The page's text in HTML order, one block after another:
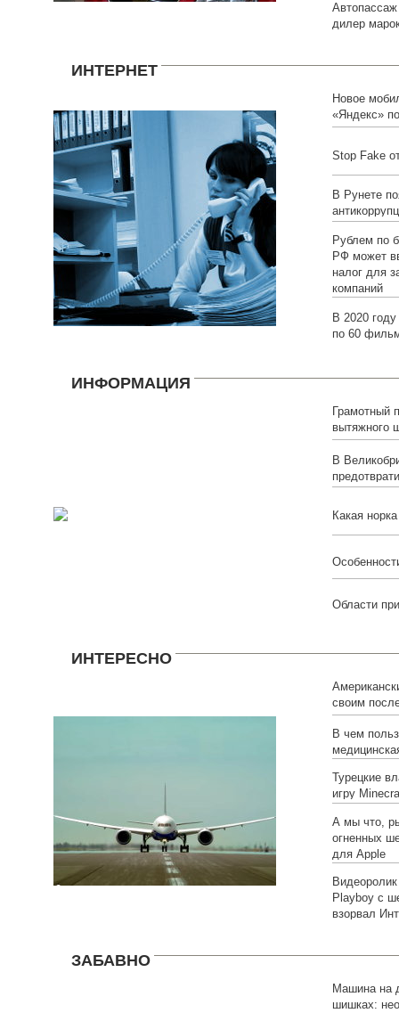
дилер
ИНТЕРНЕТ
Новое
«Яндекс»
Stop Fake
В Рунете
Рублем по
РФ может
налог для
компаний
В 2020
по 60
ИНФОРМАЦИЯ
Грамотный
вытяжного
В
Какая
Области
ИНТЕРЕСНО
своим
ему
В чем
Турецкие
игру
А мы что,
огненных
для Apple
Playboy с
взорвал
ЗАБАВНО
Машина на
шишках: